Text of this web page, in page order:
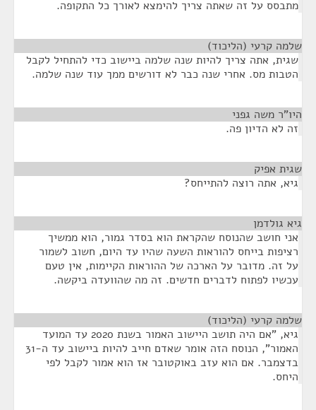
מתבסס על זה שאתה צריך להימצא לאורך כל התקופה.
שלמה קרעי (הליכוד)
שגית, אתה צריך להיות שנה שלמה ביישוב כדי להתחיל לקבל
הטבות מס. אחרי שנה כבר לא דורשים ממך עוד שנה שלמה.
היו"ר משה גפני
זה לא הדיון פה.
שגית אפיק
גיא, אתה רוצה להתייחס?
גיא גולדמן
אני חושב שהנוסח שהקראת הוא בסדר גמור, הוא ממשיך
רציפות בייחס להוראות השעה שהיו עד היום, חשוב לשמור
על זה. מדובר על הארכה של ההוראות הקיימות, אין טעם
עכשיו לפתוח לדברים חדשים. זה מה שהוועדה ביקשה.
שלמה קרעי (הליכוד)
גיא, "אם היה תושב היישוב האמור בשנת 2020 עד המועד
האמור", הנוסח הזה אומר שאדם חייב להיות ביישוב עד ה-31
בדצמבר. אם הוא עזב באוקטובר אז הוא אמור לקבל לפי
היחס.